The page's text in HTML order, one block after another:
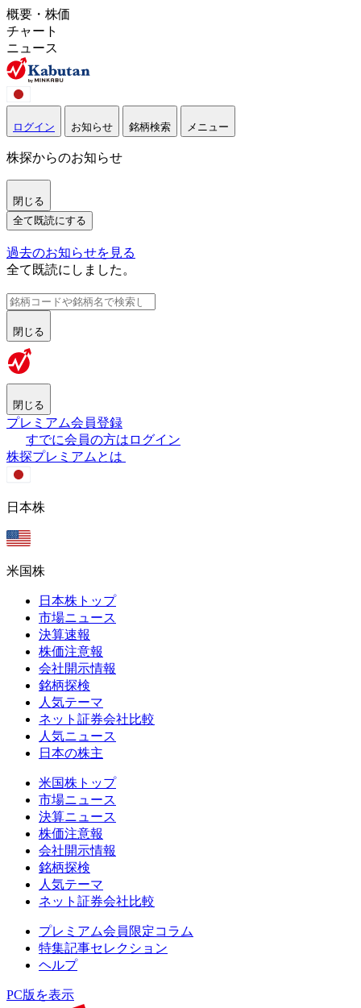
概要・株価
チャート
ニュース
ログイン お知らせ 銘柄検索 メニュー
株探からのお知らせ
閉じる
全て既読にする
過去のお知らせを見る
全て既読にしました。
閉じる
閉じる
プレミアム会員登録
すでに会員の方はログイン
株探プレミアムとは
日本株
米国株
日本株トップ
市場ニュース
決算速報
株価注意報
会社開示情報
銘柄探検
人気テーマ
ネット証券会社比較
人気ニュース
日本の株主
米国株トップ
市場ニュース
決算ニュース
株価注意報
会社開示情報
銘柄探検
人気テーマ
ネット証券会社比較
プレミアム会員限定コラム
特集記事セレクション
ヘルプ
PC版を表示